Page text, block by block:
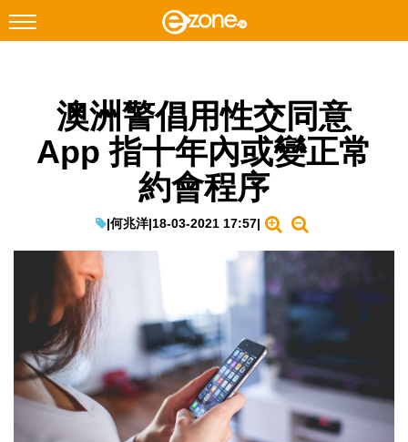
Facebook Instagram
科技焦點
教學評測
IT Times
生成式AI與雲端應用
Enterprise Digital Transformation
澳洲警倡用性交同意
App 指十年內或變正常
約會程序
|何兆洋|18-03-2021 17:57|